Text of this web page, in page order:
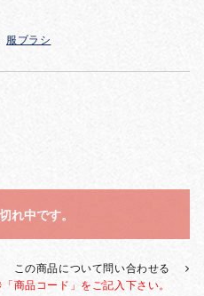
服ブラシ
れ中です。
この商品について問い合わせる
「商品コード」をご記入下さい。